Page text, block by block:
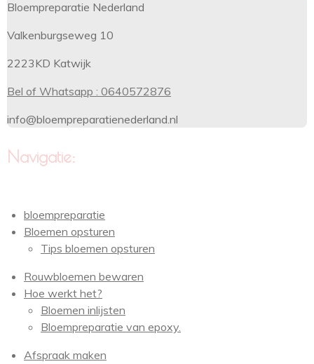
Bloempreparatie Nederland
Valkenburgseweg 10
2223KD Katwijk
Bel of Whatsapp : 0640572876
info@bloempreparatienederland.nl
Navigatie:
bloempreparatie
Bloemen opsturen
Tips bloemen opsturen
Rouwbloemen bewaren
Hoe werkt het?
Bloemen inlijsten
Bloempreparatie van epoxy.
Afspraak maken